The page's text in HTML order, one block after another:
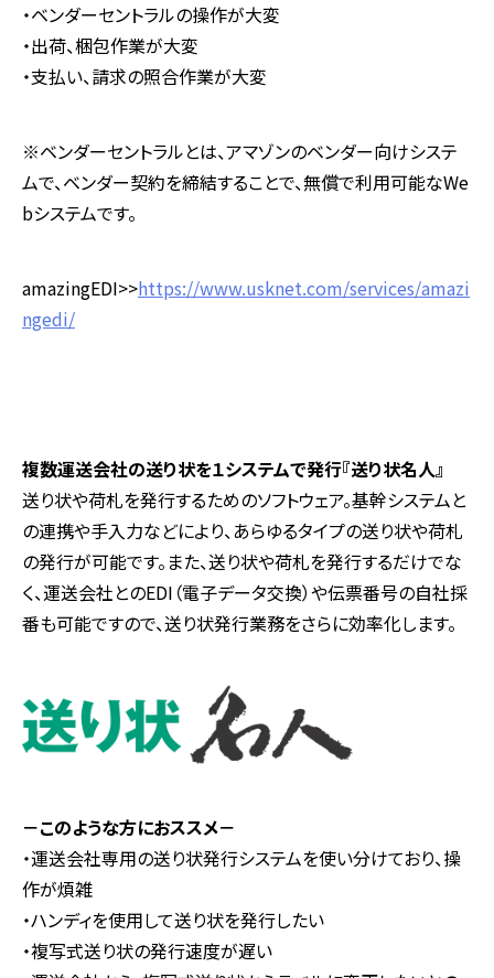
・ベンダーセントラルの操作が大変
・出荷、梱包作業が大変
・支払い、請求の照合作業が大変
※ベンダーセントラルとは、アマゾンのベンダー向けシステ
ムで、ベンダー契約を締結することで、無償で利用可能なWe
bシステムです。
amazingEDI>>https://www.usknet.com/services/amazi
ngedi/
複数運送会社の送り状を１システムで発行『送り状名人』
送り状や荷札を発行するためのソフトウェア。基幹システムと
の連携や手入力などにより、あらゆるタイプの送り状や荷札
の発行が可能です。また、送り状や荷札を発行するだけでな
く、運送会社とのEDI（電子データ交換）や伝票番号の自社採
番も可能ですので、送り状発行業務をさらに効率化します。
－このような方におススメ－
・運送会社専用の送り状発行システムを使い分けており、操
作が煩雑
・ハンディを使用して送り状を発行したい
・複写式送り状の発行速度が遅い